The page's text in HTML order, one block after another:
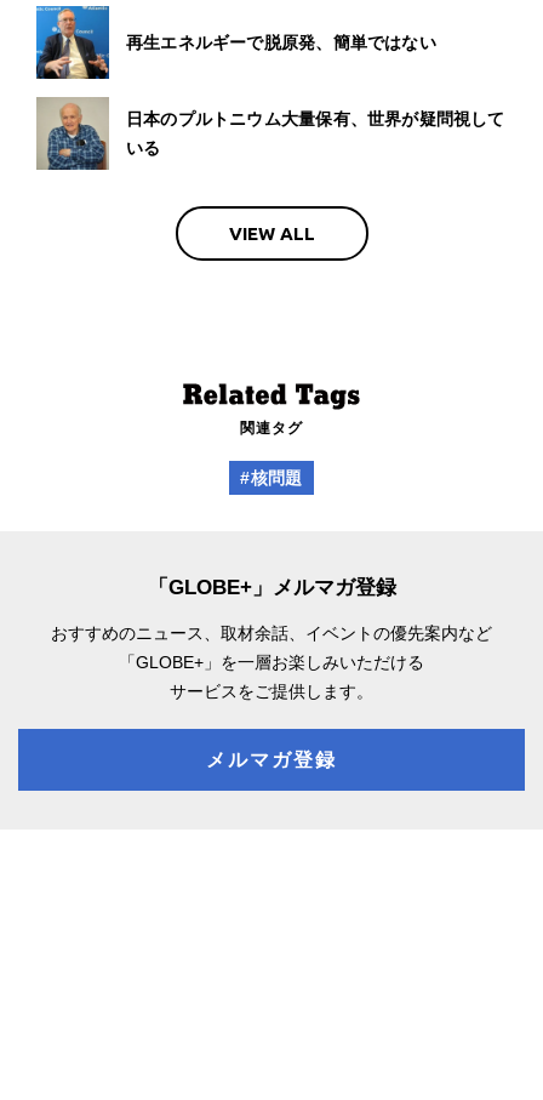
再生エネルギーで脱原発、簡単ではない
日本のプルトニウム大量保有、世界が疑問視して
いる
VIEW ALL
関連タグ
#核問題
「GLOBE+」メルマガ登録
おすすめのニュース、取材余話、 イベントの優先案内など
「GLOBE+」を一層お楽しみいただける
サービスをご提供します。
メルマガ登録